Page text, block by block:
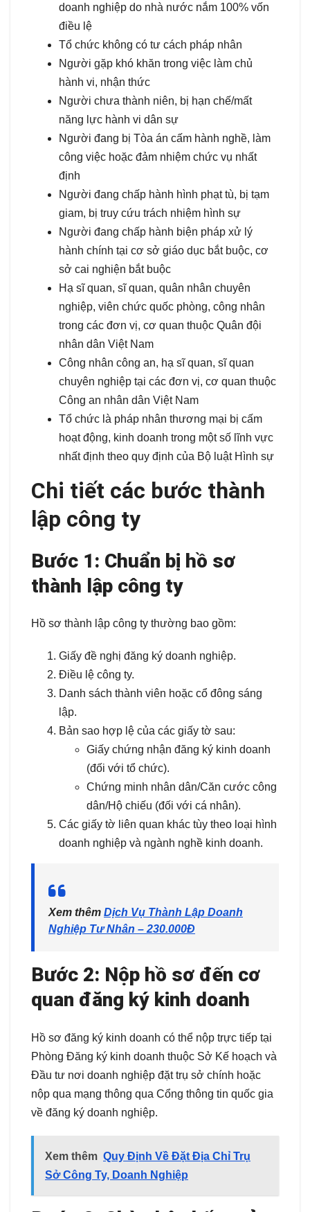
doanh nghiệp do nhà nước nắm 100% vốn
điều lệ
Tổ chức không có tư cách pháp nhân
Người gặp khó khăn trong việc làm chủ
hành vi, nhận thức
Người chưa thành niên, bị hạn chế/mất
năng lực hành vi dân sự
Người đang bị Tòa án cấm hành nghề, làm
công việc hoặc đảm nhiệm chức vụ nhất
định
Người đang chấp hành hình phạt tù, bị tạm
giam, bị truy cứu trách nhiệm hình sự
Người đang chấp hành biện pháp xử lý
hành chính tại cơ sở giáo dục bắt buộc, cơ
sở cai nghiện bắt buộc
Hạ sĩ quan, sĩ quan, quân nhân chuyên
nghiệp, viên chức quốc phòng, công nhân
trong các đơn vị, cơ quan thuộc Quân đội
nhân dân Việt Nam
Công nhân công an, hạ sĩ quan, sĩ quan
chuyên nghiệp tại các đơn vị, cơ quan thuộc
Công an nhân dân Việt Nam
Tổ chức là pháp nhân thương mại bị cấm
hoạt động, kinh doanh trong một số lĩnh vực
nhất định theo quy định của Bộ luật Hình sự
Chi tiết các bước thành
lập công ty
Bước 1: Chuẩn bị hồ sơ
thành lập công ty
Hồ sơ thành lập công ty thường bao gồm:
Giấy đề nghị đăng ký doanh nghiệp.
Điều lệ công ty.
Danh sách thành viên hoặc cổ đông sáng
lập.
Bản sao hợp lệ của các giấy tờ sau:
Giấy chứng nhận đăng ký kinh doanh
(đối với tổ chức).
Chứng minh nhân dân/Căn cước công
dân/Hộ chiếu (đối với cá nhân).
Các giấy tờ liên quan khác tùy theo loại hình
doanh nghiệp và ngành nghề kinh doanh.
Xem thêm Dịch Vụ Thành Lập Doanh
Nghiệp Tư Nhân – 230.000Đ
Bước 2: Nộp hồ sơ đến cơ
quan đăng ký kinh doanh
Hồ sơ đăng ký kinh doanh có thể nộp trực tiếp tại
Phòng Đăng ký kinh doanh thuộc Sở Kế hoạch và
Đầu tư nơi doanh nghiệp đặt trụ sở chính hoặc
nộp qua mạng thông qua Cổng thông tin quốc gia
về đăng ký doanh nghiệp.
Xem thêm Quy Định Về Đặt Địa Chỉ Trụ
Sở Công Ty, Doanh Nghiệp